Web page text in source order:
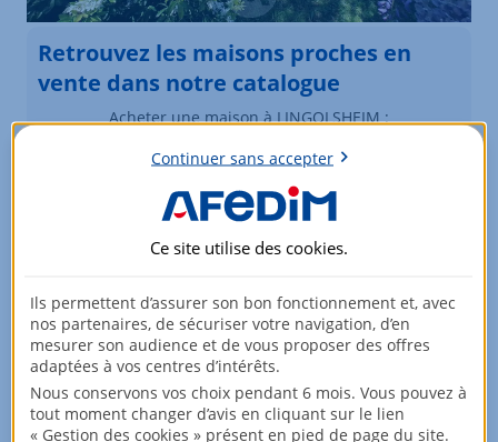
Retrouvez les maisons proches en
vente dans notre catalogue
Acheter une maison à LINGOLSHEIM :
Plus de critères
Maisons à LINGOLSHEIM
Élément 1 sur 1
Continuer sans accepter
Ce site utilise des cookies.
Ils permettent d’assurer son bon fonctionnement et, avec
nos partenaires, de sécuriser votre navigation, d’en
mesurer son audience et de vous proposer des offres
adaptées à vos centres d’intérêts.
Nous conservons vos choix pendant 6 mois. Vous pouvez à
tout moment changer d’avis en cliquant sur le lien
« Gestion des cookies » présent en pied de page du site.